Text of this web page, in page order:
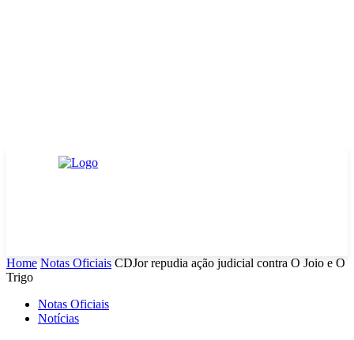
Home Notas Oficiais CDJor repudia ação judicial contra O Joio e O
Trigo
Notas Oficiais
Notícias